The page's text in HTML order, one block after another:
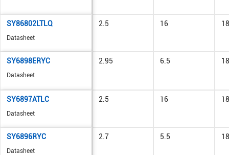
SY86802LTLQ
Datasheet
2.5 16 18
SY6898ERYC
Datasheet
2.95 6.5 18
SY6897ATLC
Datasheet
2.5 16 18
SY6896RYC
Datasheet
2.7 5.5 18